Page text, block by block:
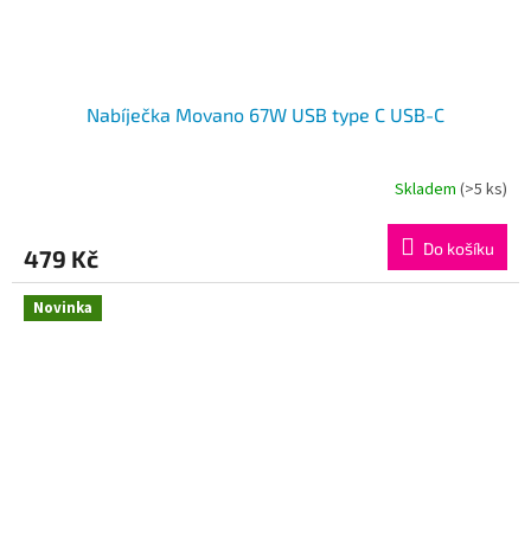
Nabíječka Movano 67W USB type C USB-C
Skladem (>5 ks)
479 Kč Do košíku
Novinka